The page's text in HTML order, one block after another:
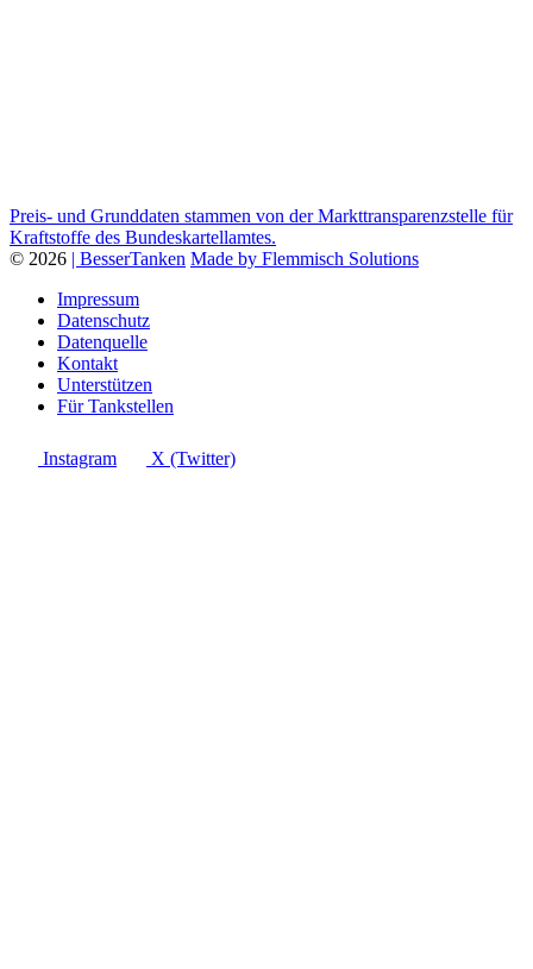
Preis- und Grunddaten stammen von der Markttransparenzstelle für
Kraftstoffe des Bundeskartellamtes.
© 2026 | BesserTanken Made by Flemmisch Solutions
Impressum
Datenschutz
Datenquelle
Kontakt
Unterstützen
Für Tankstellen
Instagram X (Twitter)